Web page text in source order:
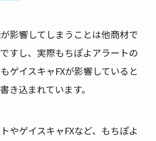
影響してしまうことは他商材で
すし、実際もちぽよアラートの
ゲイスキャFXが影響していると
き込まれています。
やゲイスキャFXなど、もちぽよ